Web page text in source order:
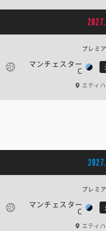
マンチェスター
C
プレ
エティ
マンチェスター
C
プレ
エティ